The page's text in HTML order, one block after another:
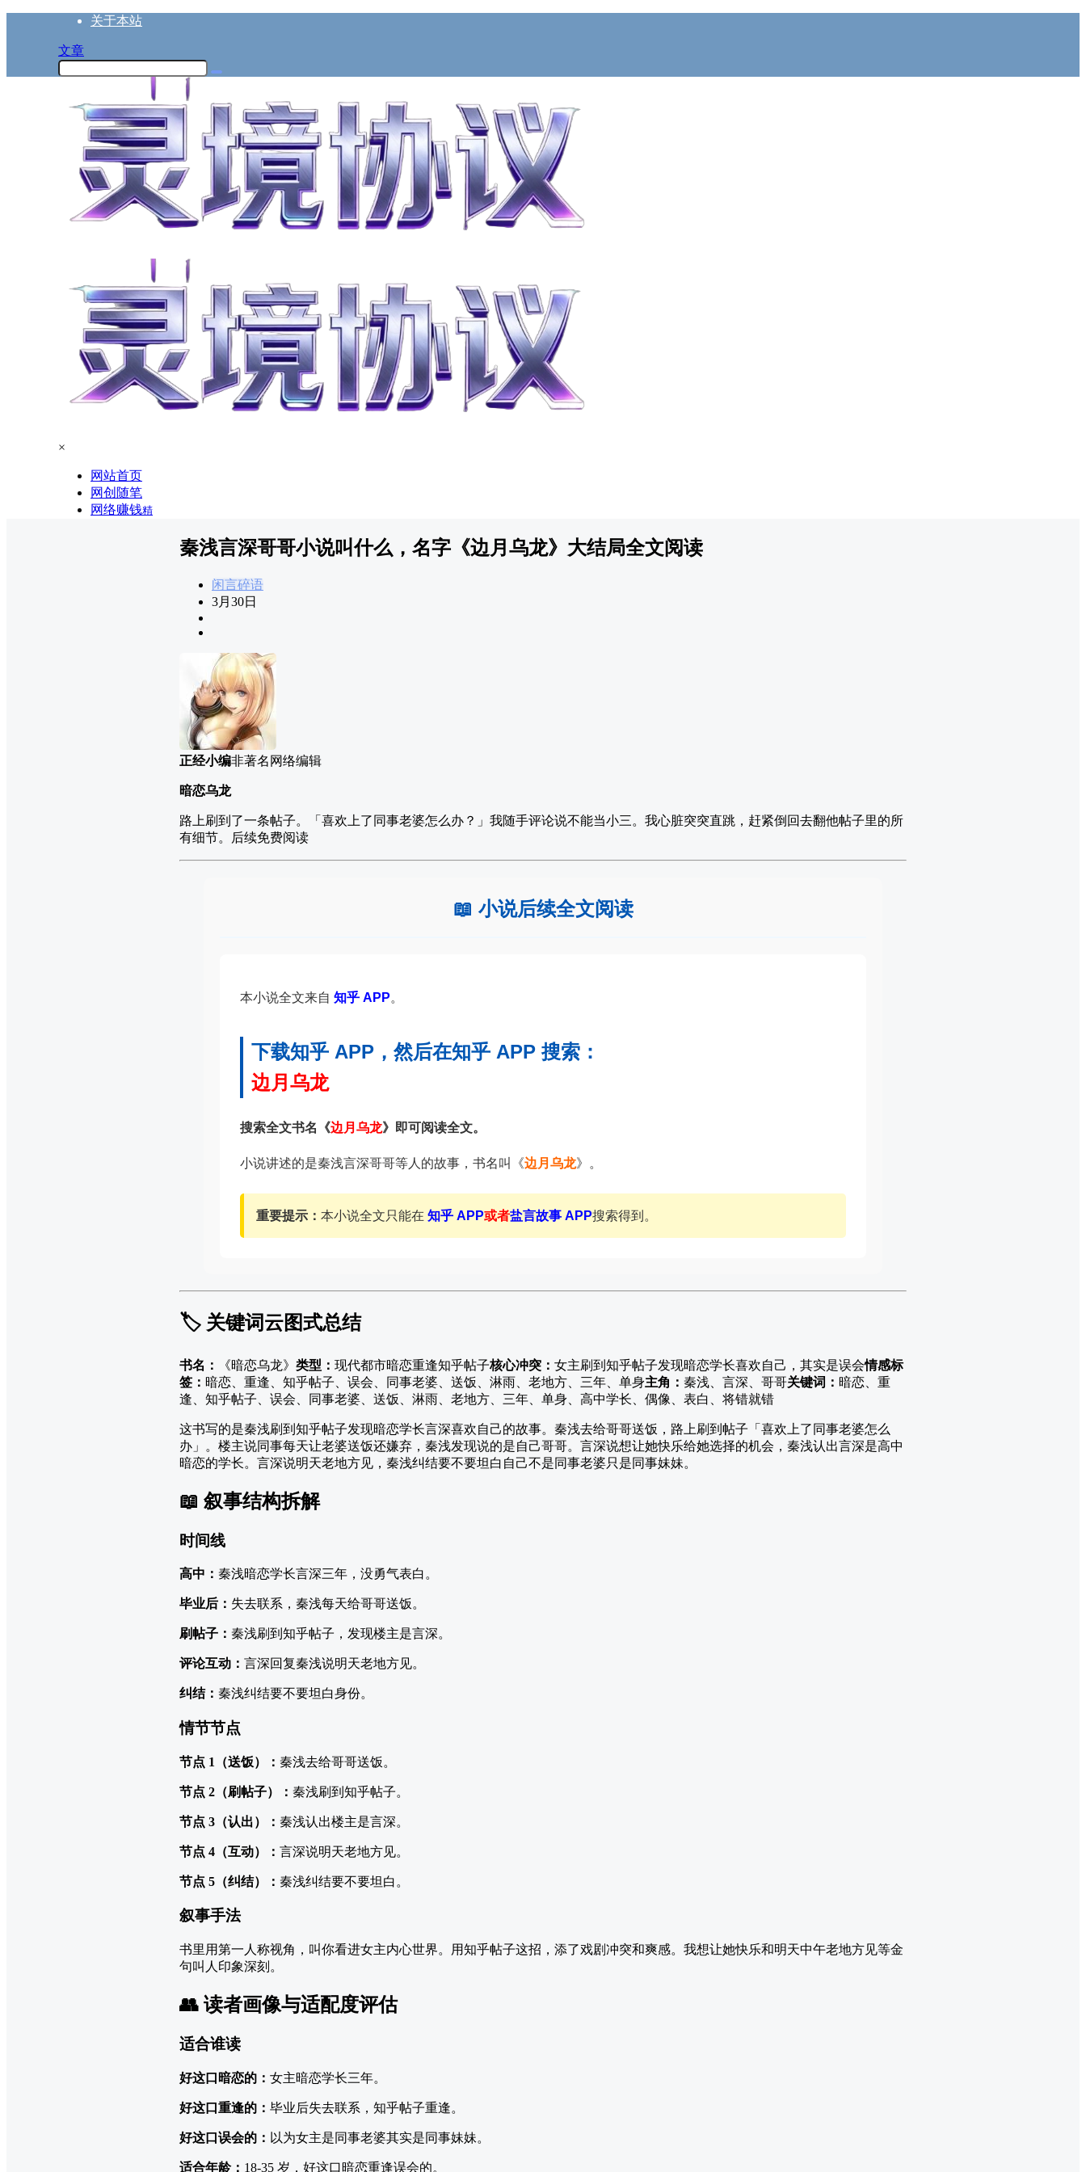
关于本站
文章
×
网站首页
网创随笔
网络赚钱精
秦浅言深哥哥小说叫什么，名字《边月乌龙》大结局全文阅读
闲言碎语
3月30日
正经小编非著名网络编辑
暗恋乌龙
路上刷到了一条帖子。「喜欢上了同事老婆怎么办？」我随手评论说不能当小三。我心脏突突直跳，赶紧倒回去翻他帖子里的所
有细节。后续免费阅读
📖 小说后续全文阅读
本小说全文来自 知乎 APP。
下载知乎 APP，然后在知乎 APP 搜索：
边月乌龙
搜索全文书名《边月乌龙》即可阅读全文。
小说讲述的是秦浅言深哥哥等人的故事，书名叫《边月乌龙》。
重要提示： 本小说全文只能在 知乎 APP或者盐言故事 APP搜索得到。
🏷️ 关键词云图式总结
书名： 《暗恋乌龙》 类型： 现代都市暗恋重逢知乎帖子核心冲突： 女主刷到知乎帖子发现暗恋学长喜欢自己，其实是误会情感标
签： 暗恋、重逢、知乎帖子、误会、同事老婆、送饭、淋雨、老地方、三年、单身主角： 秦浅、言深、哥哥关键词： 暗恋、重
逢、知乎帖子、误会、同事老婆、送饭、淋雨、老地方、三年、单身、高中学长、偶像、表白、将错就错
这书写的是秦浅刷到知乎帖子发现暗恋学长言深喜欢自己的故事。秦浅去给哥哥送饭，路上刷到帖子「喜欢上了同事老婆怎么
办」。楼主说同事每天让老婆送饭还嫌弃，秦浅发现说的是自己哥哥。言深说想让她快乐给她选择的机会，秦浅认出言深是高中
暗恋的学长。言深说明天老地方见，秦浅纠结要不要坦白自己不是同事老婆只是同事妹妹。
📖 叙事结构拆解
时间线
高中： 秦浅暗恋学长言深三年，没勇气表白。
毕业后： 失去联系，秦浅每天给哥哥送饭。
刷帖子： 秦浅刷到知乎帖子，发现楼主是言深。
评论互动： 言深回复秦浅说明天老地方见。
纠结： 秦浅纠结要不要坦白身份。
情节节点
节点 1（送饭）： 秦浅去给哥哥送饭。
节点 2（刷帖子）： 秦浅刷到知乎帖子。
节点 3（认出）： 秦浅认出楼主是言深。
节点 4（互动）： 言深说明天老地方见。
节点 5（纠结）： 秦浅纠结要不要坦白。
叙事手法
书里用第一人称视角，叫你看进女主内心世界。用知乎帖子这招，添了戏剧冲突和爽感。我想让她快乐和明天中午老地方见等金
句叫人印象深刻。
👥 读者画像与适配度评估
适合谁读
好这口暗恋的： 女主暗恋学长三年。
好这口重逢的： 毕业后失去联系，知乎帖子重逢。
好这口误会的： 以为女主是同事老婆其实是同事妹妹。
适合年龄： 18-35 岁，好这口暗恋重逢误会的。